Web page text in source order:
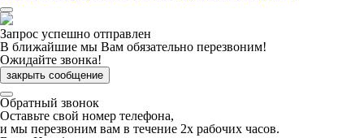
Запрос успешно отправлен
В ближайшие мы Вам обязательно перезвоним!
Ожидайте звонка!
закрыть сообщение
Обратный звонок
Оставьте свой номер телефона,
и мы перезвоним вам в течение 2х рабочих часов.